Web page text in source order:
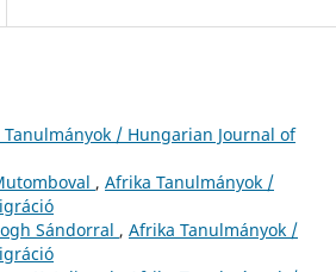
Tanulmányok / Hungarian Journal of
, Afrika Tanulmányok /
Sándorral , Afrika Tanulmányok /